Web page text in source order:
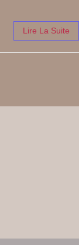
Lire La Suite